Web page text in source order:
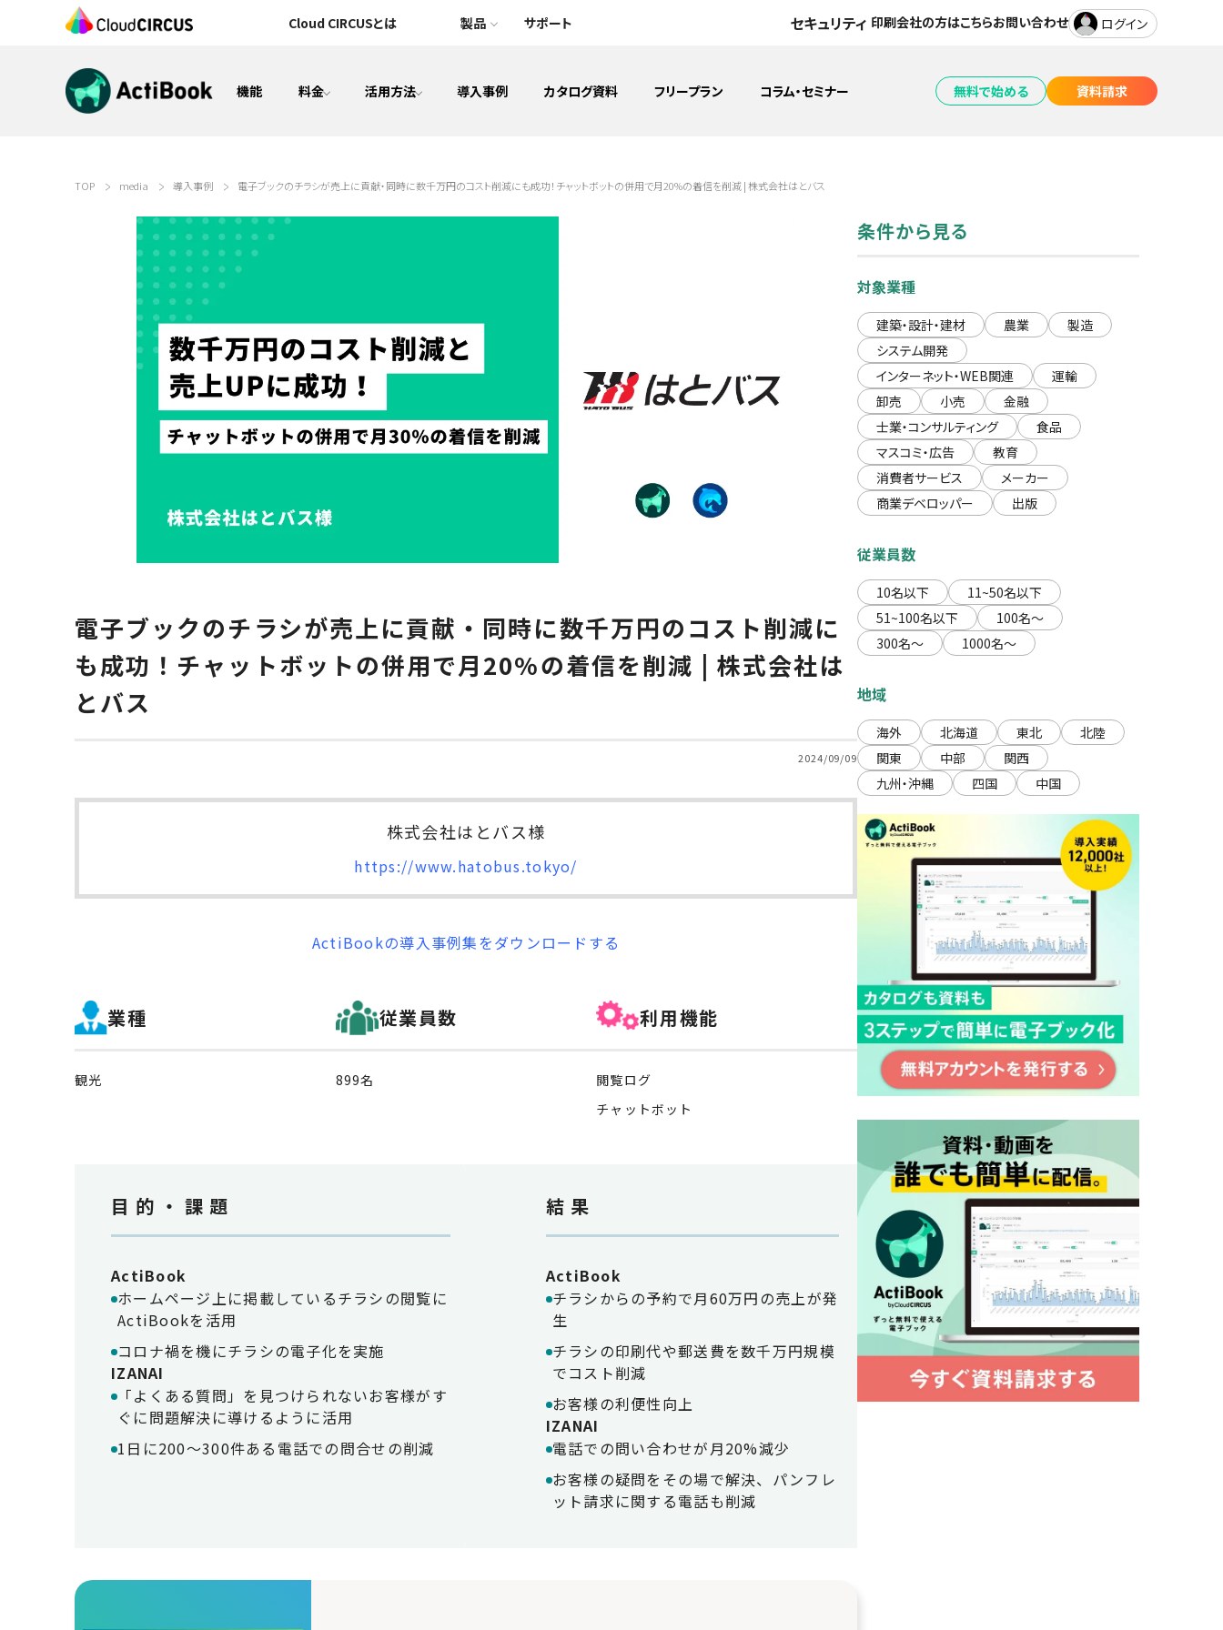
Cloud CIRCUSとは 製品
CMS&オウンドメディア構築
製品一覧
サポート セキュリティ 印刷会社の方はこちらお問い合わせ ログイン
機能 料金 活用方法
電子カタログ/Web社内報
仕様・料金をチェック！
概要資料をもらう
導入事例 カタログ資料 フリープラン コラム・セミナー 無料で始める 資料請求
TOP media 導入事例 電子ブックのチラシが売上に貢献・同時に数千万円のコスト削減にも成功！チャットボットの併用で月20%の着信を削減 | 株式会社はとバス
電子ブックのチラシが売上に貢献・同時に数千万円のコスト削減に
も成功！チャットボットの併用で月20%の着信を削減 | 株式会社は
とバス
2024/09/09
株式会社はとバス様
https://www.hatobus.tokyo/
ActiBookの導入事例集をダウンロードする
業種
観光
従業員数
899名
利用機能
閲覧ログ
チャットボット
目的・課題
ActiBook
ホームページ上に掲載しているチラシの閲覧に
ActiBookを活用
コロナ禍を機にチラシの電子化を実施
IZANAI
「よくある質問」を見つけられないお客様がす
ぐに問題解決に導けるように活用
1日に200〜300件ある電話での問合せの削減
結果
ActiBook
チラシからの予約で月60万円の売上が発
生
チラシの印刷代や郵送費を数千万円規模
でコスト削減
お客様の利便性向上
IZANAI
電話での問い合わせが月20%減少
お客様の疑問をその場で解決、パンフレ
ット請求に関する電話も削減
条件から見る
対象業種
建築・設計・建材 農業
製造
システム開発
インターネット・WEB関連
運輸
卸売
小売
金融
士業・コンサルティング
食品
マスコミ・広告
教育
消費者サービス
メーカー
商業デベロッパー
出版
従業員数
10名以下
11~50名以下
51~100名以下
100名〜
300名〜
1000名〜
地域
海外 北海道 東北
北陸
関東
中部
関西
九州・沖縄
四国 中国